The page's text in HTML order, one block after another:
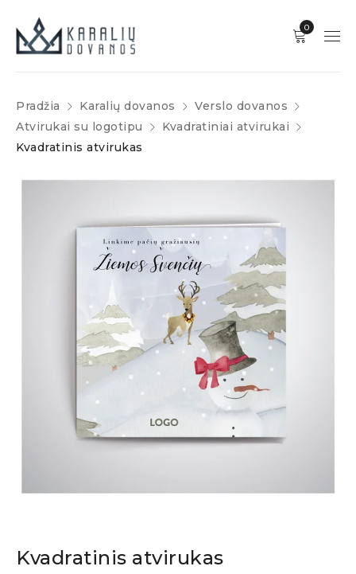
0
Pradžia Karalių dovanos
Verslo dovanos
Atvirukai su logotipu
Kvadratiniai atvirukai
Kvadratinis atvirukas
Kvadratinis atvirukas